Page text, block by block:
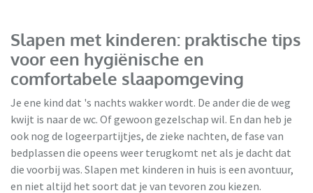
HBeds
Slapen met kinderen: praktische tips
voor een hygiënische en
comfortabele slaapomgeving
Je ene kind dat 's nachts wakker wordt. De ander die de weg
kwijt is naar de wc. Of gewoon gezelschap wil. En dan heb je
ook nog de logeerpartijtjes, de zieke nachten, de fase van
bedplassen die opeens weer terugkomt net als je dacht dat
die voorbij was. Slapen met kinderen in huis is een avontuur,
en niet altijd het soort dat je van tevoren zou kiezen.